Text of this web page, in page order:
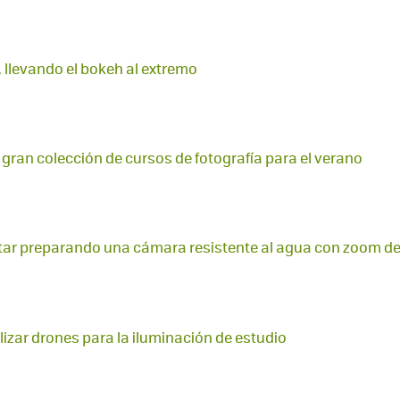
el bokeh al extremo
gran colección de cursos de fotografía para el verano
preparando una cámara resistente al agua con zoom
drones para la iluminación de estudio